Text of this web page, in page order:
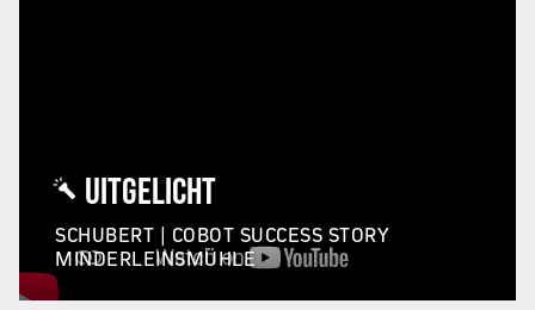
UITGELICHT
SCHUBERT | COBOT SUCCESS STORY
MINDERLEINSMÜHLE